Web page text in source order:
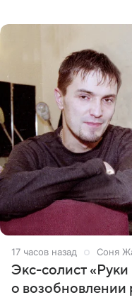
17 часов назад Соня
Экс-солист
о